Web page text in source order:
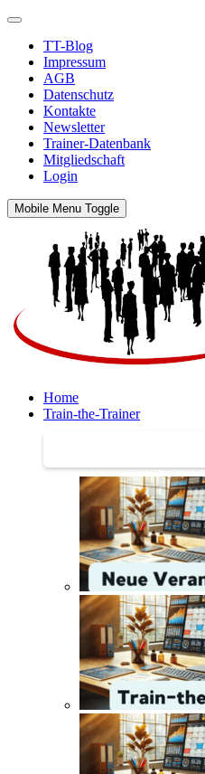
TT-Blog
Impressum
AGB
Datenschutz
Kontakte
Newsletter
Trainer-Datenbank
Mitgliedschaft
Login
Mobile Menu Toggle
Home
Train-the-Trainer